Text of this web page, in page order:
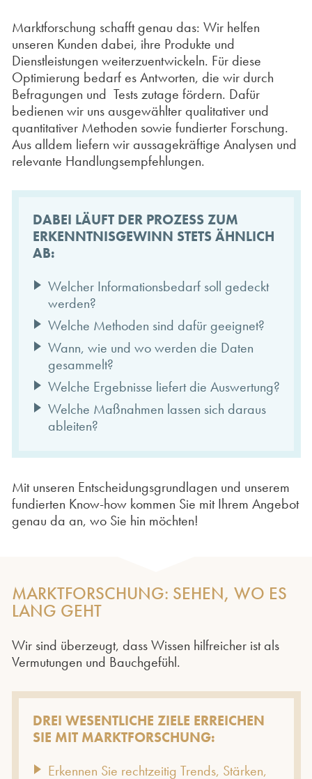
Marktforschung schafft genau das: Wir helfen
unseren Kunden dabei, ihre Produkte und
Dienstleistungen weiterzuentwickeln. Für diese
Optimierung bedarf es Antworten, die wir durch
Befragungen und Tests zutage fördern. Dafür
bedienen wir uns ausgewählter qualitativer und
quantitativer Methoden sowie fundierter Forschung.
Aus alldem liefern wir aussagekräftige Analysen und
relevante Handlungsempfehlungen.
DABEI LÄUFT DER PROZESS ZUM
ERKENNTNISGEWINN STETS ÄHNLICH
AB:
Welcher Informationsbedarf soll gedeckt
werden?
Welche Methoden sind dafür geeignet?
Wann, wie und wo werden die Daten
gesammelt?
Welche Ergebnisse liefert die Auswertung?
Welche Maßnahmen lassen sich daraus
ableiten?
Mit unseren Entscheidungsgrundlagen und unserem
fundierten Know-how kommen Sie mit Ihrem Angebot
genau da an, wo Sie hin möchten!
MARKTFORSCHUNG: SEHEN, WO ES
LANG GEHT
Wir sind überzeugt, dass Wissen hilfreicher ist als
Vermutungen und Bauchgefühl.
DREI WESENTLICHE ZIELE ERREICHEN
SIE MIT MARKTFORSCHUNG:
Erkennen Sie rechtzeitig Trends, Stärken,